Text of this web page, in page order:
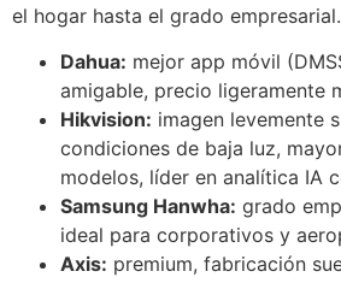
el hogar hasta el grado empresarial.
Dahua: mejor app móvil
amigable, precio ligeramente
Hikvision: imagen levemente
condiciones de baja luz,
modelos, líder en analítica IA
Samsung Hanwha: grado
ideal para corporativos y
Axis: premium, fabricación